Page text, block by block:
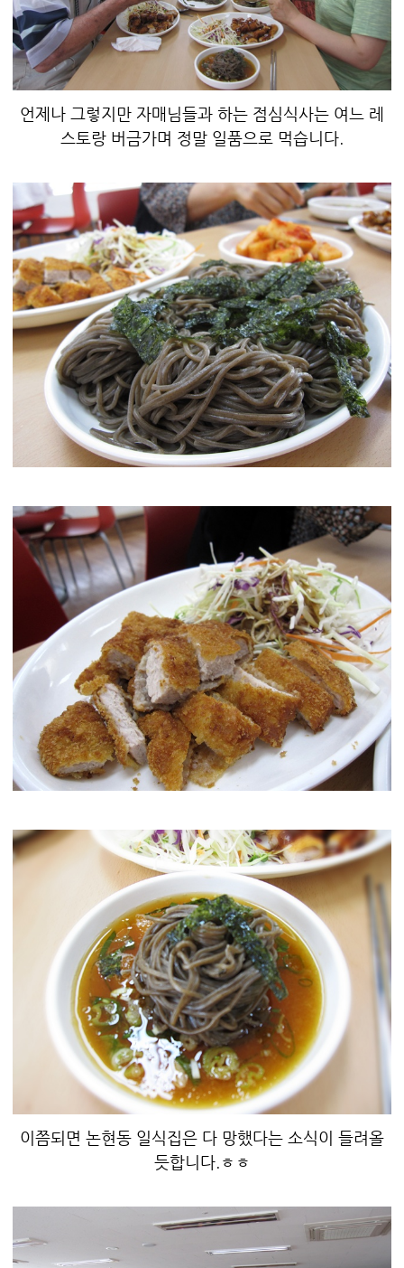
언제나 그렇지만 자매님들과 하는 점심식사는 여느 레
스토랑 버금가며 정말 일품으로 먹습니다.
이쯤되면 논현동 일식집은 다 망했다는 소식이 들려올
듯합니다.ㅎㅎ